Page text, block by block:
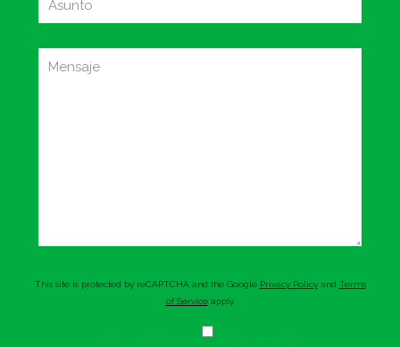
This site is protected by reCAPTCHA and the Google Privacy Policyand Terms
of Serviceapply.